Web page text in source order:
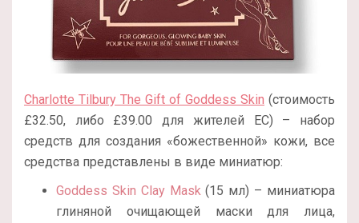
Charlotte Tilbury The Gift of Goddess Skin (стоимость
£32.50, либо £39.00 для жителей ЕС) – набор
средств для создания «божественной» кожи, все
средства представлены в виде миниатюр:
Goddess Skin Clay Mask(15 мл) – миниатюра
глиняной очищающей маски для лица,